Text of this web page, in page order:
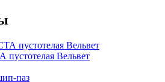
пустотелая Вельвет